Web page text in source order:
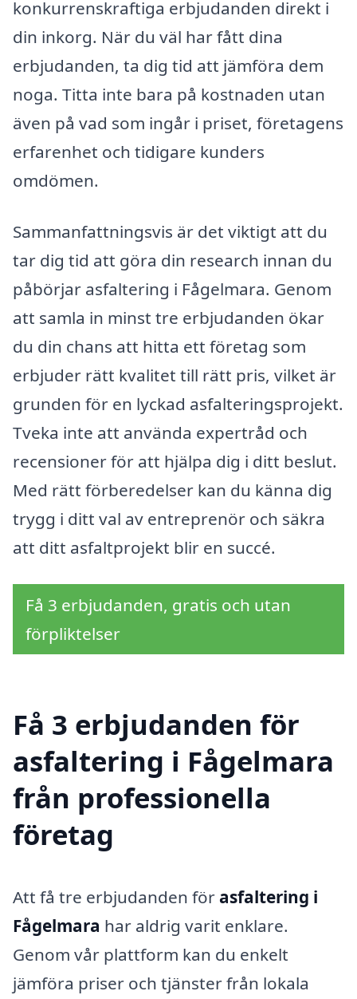
konkurrenskraftiga erbjudanden direkt i
din inkorg. När du väl har fått dina
erbjudanden, ta dig tid att jämföra dem
noga. Titta inte bara på kostnaden utan
även på vad som ingår i priset, företagens
erfarenhet och tidigare kunders
omdömen.
Sammanfattningsvis är det viktigt att du
tar dig tid att göra din research innan du
påbörjar asfaltering i Fågelmara. Genom
att samla in minst tre erbjudanden ökar
du din chans att hitta ett företag som
erbjuder rätt kvalitet till rätt pris, vilket är
grunden för en lyckad asfalteringsprojekt.
Tveka inte att använda expertråd och
recensioner för att hjälpa dig i ditt beslut.
Med rätt förberedelser kan du känna dig
trygg i ditt val av entreprenör och säkra
att ditt asfaltprojekt blir en succé.
Få 3 erbjudanden, gratis och utan
förpliktelser
Få 3 erbjudanden för
asfaltering i Fågelmara
från professionella
företag
Att få tre erbjudanden för asfaltering i
Fågelmara har aldrig varit enklare.
Genom vår plattform kan du enkelt
jämföra priser och tjänster från lokala